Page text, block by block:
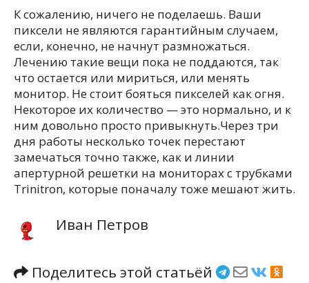
К сожалению, ничего не поделаешь. Ваши
пиксели не являются гарантийным случаем,
если, конечно, не начнут размножаться.
Лечению такие вещи пока не поддаются, так
что остается или мириться, или менять
монитор. Не стоит бояться пикселей как огня.
Некоторое их количество — это нормально, и к
ним довольно просто привыкнуть.Через три
дня работы несколько точек перестают
замечаться точно также, как и линии
апертурной решетки на мониторах с трубками
Trinitron, которые поначалу тоже мешают жить.
Иван Петров
Поделитесь этой статьёй